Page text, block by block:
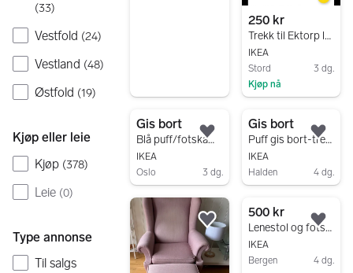
(33)
Vestfold (24)
Vestland (48)
Østfold (19)
Kjøp eller leie
Kjøp (378)
Leie (0)
Type annonse
Til salgs
250 kr
Trekk til Ektorp lenestol
IKEA
Stord
3 dg.
Kjøp nå
Gis bort
Blå puff/fotskammel. Må hentes
IKEA
Oslo
3 dg.
Legg til som favoritt.
Gis bort
Puff gis bort-trenger litt kjærlighet
IKEA
Halden
4 dg.
Legg til som favoritt.
500 kr
Lenestol og fotskammel
IKEA
Bergen
4 dg.